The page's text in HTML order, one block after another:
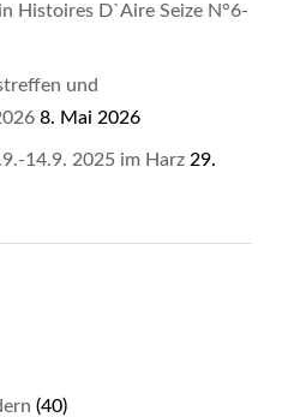
Histoires D`Aire Seize N°6-
und
8. Mai 2026
14.9. 2025 im Harz 29.
(40)